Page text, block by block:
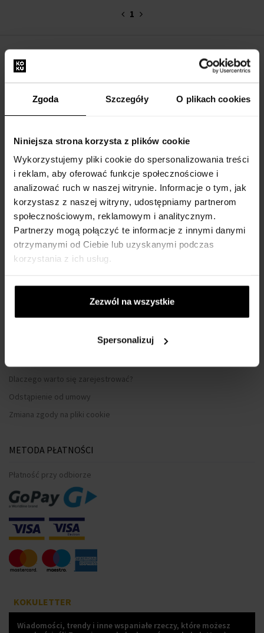
Zgoda Szczegóły O plikach cookies
Niniejsza strona korzysta z plików cookie
Wykorzystujemy pliki cookie do spersonalizowania treści
i reklam, aby oferować funkcje społecznościowe i
analizować ruch w naszej witrynie. Informacje o tym, jak
korzystasz z naszej witryny, udostępniamy partnerom
społecznościowym, reklamowym i analitycznym.
Partnerzy mogą połączyć te informacje z innymi danymi
otrzymanymi od Ciebie lub uzyskanymi podczas
korzystania z ich usług.
Zezwól na wszystkie
Spersonalizuj
1
O FIRMIE
Formularz kontaktowy
WSZYSTKO O ZAKUPIE
Program lojalnościowy
Regulamin zakupów
Prywatność
Formularz reklamacyjny
Sposób dostawy
Dlaczego perfumy od nas?
Co to jest tester perfum?
Dlaczego warto się zarejestrować?
Odstąpienie od umowy
Zmiana zgody na pliki cookie
METODA PŁATNOŚCI
Płatność przy odbiorze
KOKULETTER
Wiadomości, trendy i inne wspaniałe rzeczy, które możesz